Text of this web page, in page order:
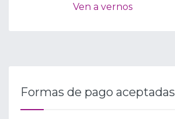
Ven a vernos
Formas de pago aceptadas